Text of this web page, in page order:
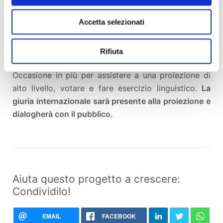
Accetta selezionati
Rifiuta
film mondiali che verranno giudicati anche dal
che avrà una sua incidenza nelle
valutazioni finali. Il pubblico infatti potrà votare il
film che sarà proiettato in lingua originale e con i
sottotitoli in inglese (qualora non fosse in italiano).
Occasione in più per assistere a una proiezione di
alto livello, votare e fare esercizio linguistico. La
giuria internazionale sarà presente alla proiezione e
dialogherà con il pubblico.
Aiuta questo progetto a crescere:
Condividilo!
EMAIL FACEBOOK